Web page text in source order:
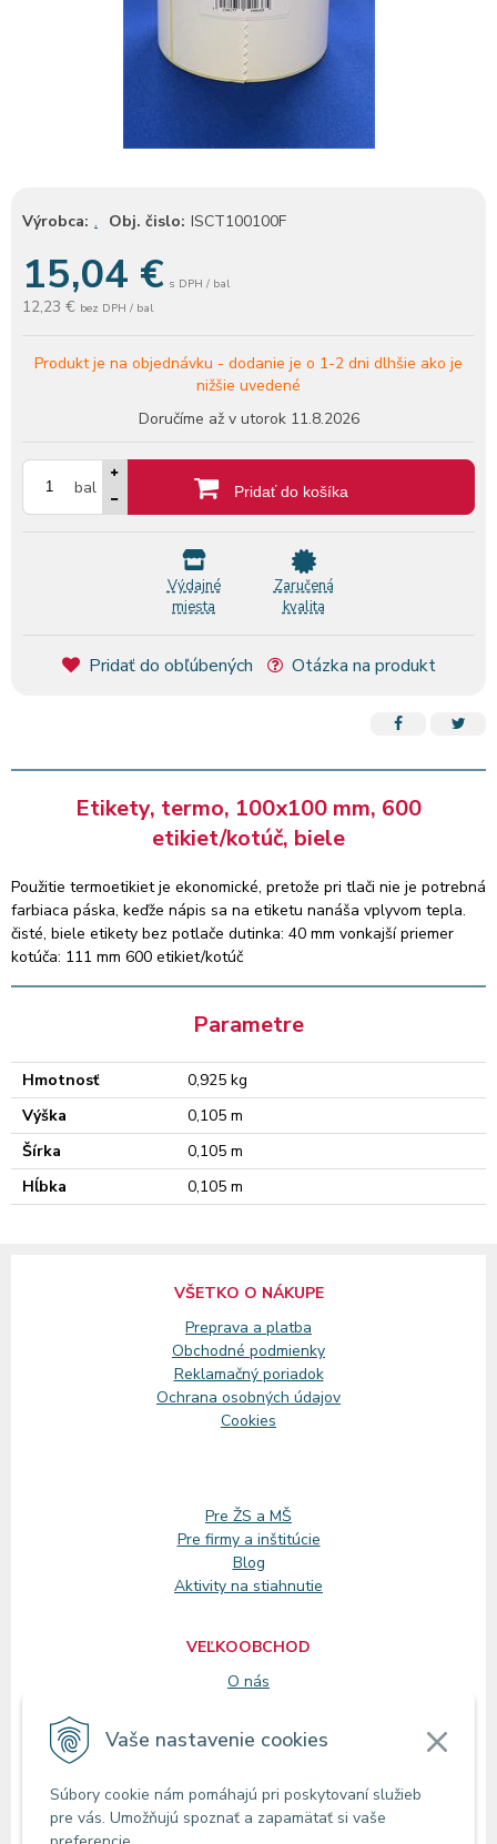
Vaše nastavenie cookies
Súbory cookie nám pomáhajú pri poskytovaní služieb
pre vás. Umožňujú spoznať a zapamätať si vaše
Výrobca: . Obj. čislo: ISCT100100F
15,04 € s DPH / bal
12,23 € bez DPH / bal
Produkt je na objednávku - dodanie je o 1-2 dni dlhšie ako je
nižšie uvedené
Doručíme až v utorok 11.8.2026
bal Pridať do košíka
Výdajné
miesta
Zaručená
kvalita
Pridať do obľúbených Otázka na produkt
Etikety, termo, 100x100 mm, 600
etikiet/kotúč, biele
Použitie termoetikiet je ekonomické, pretože pri tlači nie je potrebná
farbiaca páska, keďže nápis sa na etiketu nanáša vplyvom tepla.
čisté, biele etikety bez potlače dutinka: 40 mm vonkajší priemer
kotúča: 111 mm 600 etikiet/kotúč
Parametre
Hmotnosť
0,925 kg
Výška
0,105 m
Šírka
0,105 m
Hĺbka
0,105 m
VŠETKO O NÁKUPE
Preprava a platba
Obchodné podmienky
Reklamačný poriadok
Ochrana osobných údajov
Cookies
Pre ŽS a MŠ
Pre firmy a inštitúcie
Blog
Aktivity na stiahnutie
VEĽKOOBCHOD
O nás
Zákaznícke oddelenie
Predajne